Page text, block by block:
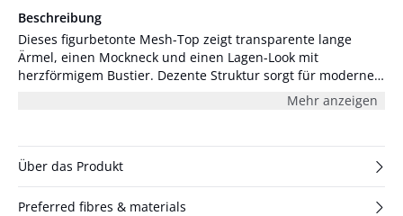
Beschreibung
Dieses figurbetonte Mesh-Top zeigt transparente lange
Ärmel, einen Mockneck und einen Lagen-Look mit
herzförmigem Bustier. Dezente Struktur sorgt für moderne
Mehr anzeigen
Über das Produkt
Preferred fibres & materials